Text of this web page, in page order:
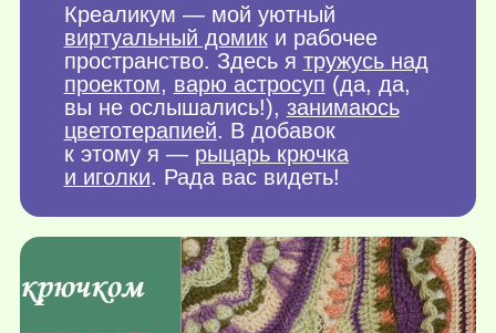
Креаликум — мой уютный
виртуальный домики рабочее
пространство. Здесь я тружусь над
проектом, варю астросуп (да, да,
вы не ослышались!), занимаюсь
цветотерапией. В добавок
к этому я — рыцарь крючка
и иголки. Рада вас видеть!